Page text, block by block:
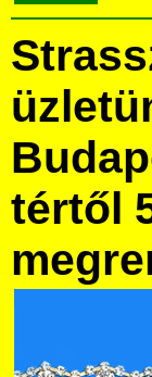
tértől